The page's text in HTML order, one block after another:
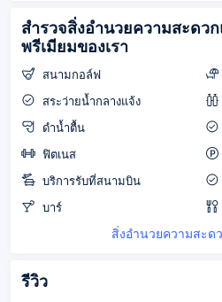
สำรวจสิ่งอำนวยความสะดว
พรีเมียมของเรา
สนามกอล์ฟ
สระว่ายน้ำกลางแจ้ง
ดำน้ำตื้น
ฟิตเนส
บริการรับที่สนามบิน
บาร์
สิ่งอำนวยความสะด
รีวิว